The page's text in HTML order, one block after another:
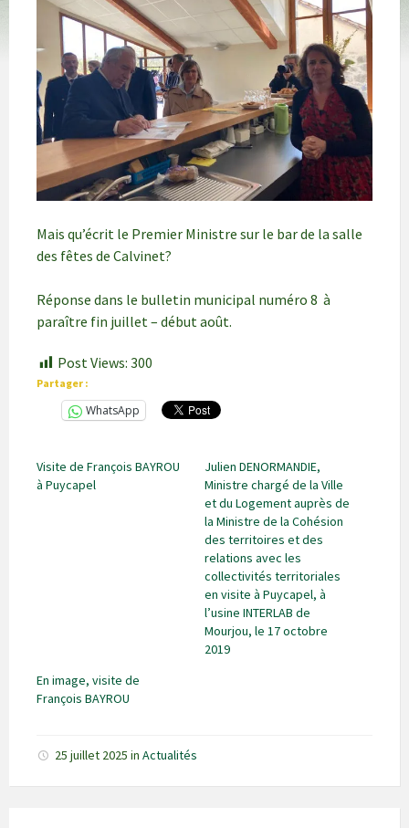
Mais qu’écrit le Premier Ministre sur le bar de la salle
des fêtes de Calvinet?
Réponse dans le bulletin municipal numéro 8 à
paraître fin juillet – début août.
Post Views: 300
Partager :
WhatsApp
Visite de François BAYROU
à Puycapel
Julien DENORMANDIE,
Ministre chargé de la Ville
et du Logement auprès de
la Ministre de la Cohésion
des territoires et des
relations avec les
collectivités territoriales
en visite à Puycapel, à
l’usine INTERLAB de
Mourjou, le 17 octobre
2019
En image, visite de
François BAYROU
25 juillet 2025 in Actualités